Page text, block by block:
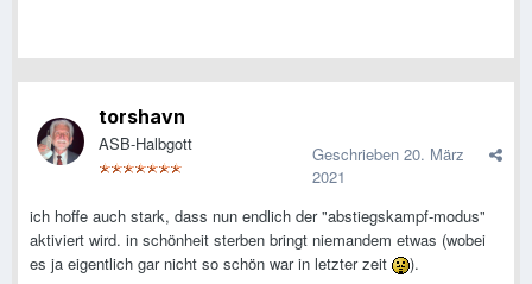
torshavn
ASB-Halbgott Geschrieben 20. März
2021
ich hoffe auch stark, dass nun endlich der "abstiegskampf-modus"
aktiviert wird. in schönheit sterben bringt niemandem etwas (wobei
es ja eigentlich gar nicht so schön war in letzter zeit
).